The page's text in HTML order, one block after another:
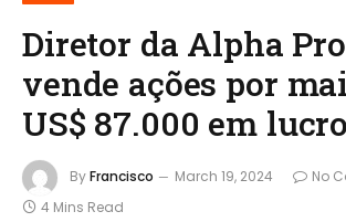
Diretor da Alpha
vende ações por
US$ 87.000 em lucro
ByFrancisco March 19, 2024
No
4 Mins Read